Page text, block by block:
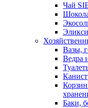
Чай
Вазы,
Ведра
Баки,